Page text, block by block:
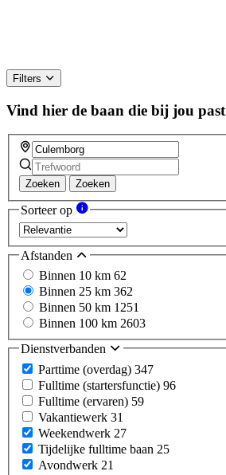
Filters
Vind hier de baan die bij jou past
Zoeken Zoeken
Sorteer op
Afstanden
Binnen 10 km 62
Binnen 25 km 362
Binnen 50 km 1251
Binnen 100 km 2603
Dienstverbanden
Parttime (overdag) 347
Fulltime (startersfunctie) 96
Fulltime (ervaren) 59
Vakantiewerk 31
Weekendwerk 27
Tijdelijke fulltime baan 25
Avondwerk 21